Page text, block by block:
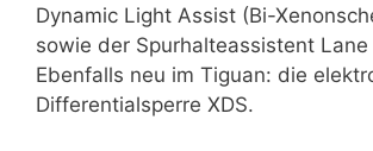
Dynamic Light Assist (Bi-
sowie der Spurhalteassistent Lane
Ebenfalls neu im Tiguan: die
Differentialsperre XDS.